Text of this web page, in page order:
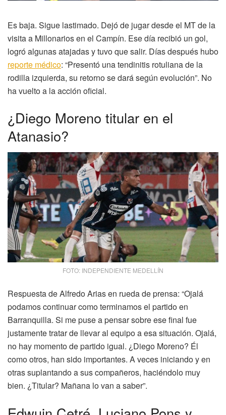
Es baja. Sigue lastimado. Dejó de jugar desde el MT de la
visita a Millonarios en el Campín. Ese día recibió un gol,
logró algunas atajadas y tuvo que salir. Días después hubo
reporte médico: “Presentó una tendinitis rotuliana de la
rodilla izquierda, su retorno se dará según evolución”. No
ha vuelto a la acción oficial.
¿Diego Moreno titular en el
Atanasio?
FOTO: INDEPENDIENTE MEDELLÍN
Respuesta de Alfredo Arias en rueda de prensa: “Ojalá
podamos continuar como terminamos el partido en
Barranquilla. Si me puse a pensar sobre ese final fue
justamente tratar de llevar al equipo a esa situación. Ojalá,
no hay momento de partido igual. ¿Diego Moreno? Él
como otros, han sido importantes. A veces iniciando y en
otras suplantando a sus compañeros, haciéndolo muy
bien. ¿Titular? Mañana lo van a saber”.